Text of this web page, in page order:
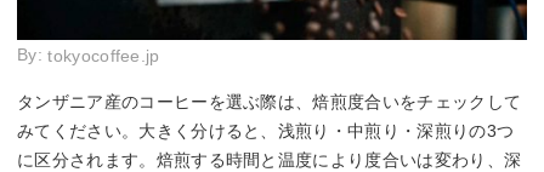
By:tokyocoffee.jp
タンザニア産のコーヒーを選ぶ際は、焙煎度合いをチェックして
みてください。大きく分けると、浅煎り・中煎り・深煎りの3つ
に区分されます。焙煎する時間と温度により度合いは変わり、深